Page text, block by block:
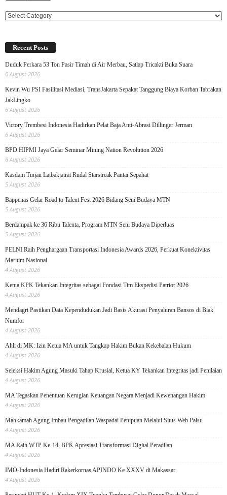
Categories
Recent Posts
Duduk Perkara 53 Ton Pasir Timah di Air Merbau, Satlap Tricakti Buka Suara
6 August 2026
Kevin Wu PSI Fasilitasi Mediasi, TransJakarta Sepakat Tanggung Biaya Korban Tabrakan
JakLingko
6 August 2026
Victory Trembesi Indonesia Hadirkan Pelat Baja Anti-Abrasi Dillinger Jerman
6 August 2026
BPD HIPMI Jaya Gelar Seminar Mining Nation Revolution 2026
6 August 2026
Kasdam Tinjau Latbakjatrat Rudal Starstreak Pantai Sepahat
5 August 2026
Bappenas Gelar Road to Talent Fest 2026 Bidang Seni Budaya MTN
5 August 2026
Berdampak ke 36 Ribu Talenta, Program MTN Seni Budaya Diperluas
5 August 2026
PELNI Raih Penghargaan Transportasi Indonesia Awards 2026, Perkuat Konektivitas
Maritim Nasional
4 August 2026
Ketua KPK Tekankan Integritas sebagai Fondasi Tim Ekspedisi Patriot 2026
4 August 2026
Mendagri Pastikan Data Kependudukan Jadi Basis Akurasi Penyaluran Bansos di Biak
Numfor
4 August 2026
Ahli di MK: Izin Ketua MA untuk Tangkap Hakim Bukan Kekebalan Hukum
4 August 2026
Seleksi Hakim Agung Masuki Tahap Krusial, Ketua KY Tekankan Integritas jadi Penilaian
4 August 2026
MA Tegaskan Penentuan Kerugian Keuangan Negara Menjadi Kewenangan Hakim
4 August 2026
Mahkamah Agung Imbau Pengadilan Waspadai Penipuan Melalui Situs Web Palsu
4 August 2026
MA Raih WTP Ke-14, BPK Apresiasi Transformasi Digital Peradilan
4 August 2026
IMO-Indonesia Hadiri Rakerkornas APINDO Ke XXXV di Makassar
4 August 2026